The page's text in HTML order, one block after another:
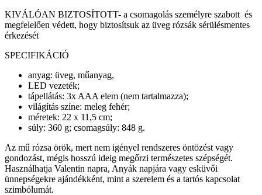
KIVÁLÓAN BIZTOSÍTOTT- a csomagolás személyre szabott és
megfelelően védett, hogy biztosítsuk az üveg rózsák sérülésmentes
érkezését
SPECIFIKÁCIÓ
anyag: üveg, műanyag,
LED vezeték;
tápellátás: 3x AAA elem (nem tartalmazza);
világítás színe: meleg fehér;
méretek: 22 x 11,5 cm;
súly: 360 g; csomagsúly: 848 g.
Az mű rózsa örök, mert nem igényel rendszeres öntözést vagy
gondozást, mégis hosszú ideig megőrzi természetes szépségét.
Használhatja Valentin napra, Anyák napjára vagy esküvői
ünnepségekre ajándékként, mint a szerelem és a tartós kapcsolat
szimbólumát.